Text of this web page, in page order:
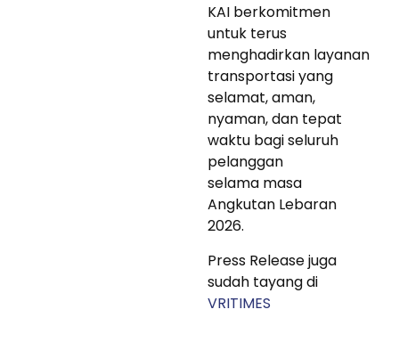
KAI berkomitmen
untuk terus
menghadirkan layanan
transportasi yang
selamat, aman,
nyaman, dan tepat
waktu bagi seluruh
pelanggan
selama masa
Angkutan Lebaran
2026.
Press Release juga
sudah tayang di
VRITIMES